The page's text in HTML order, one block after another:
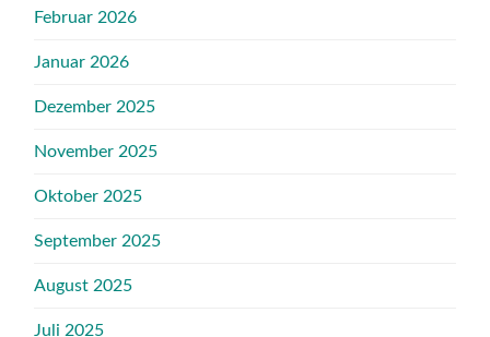
Februar 2026
Januar 2026
Dezember 2025
November 2025
Oktober 2025
September 2025
August 2025
Juli 2025